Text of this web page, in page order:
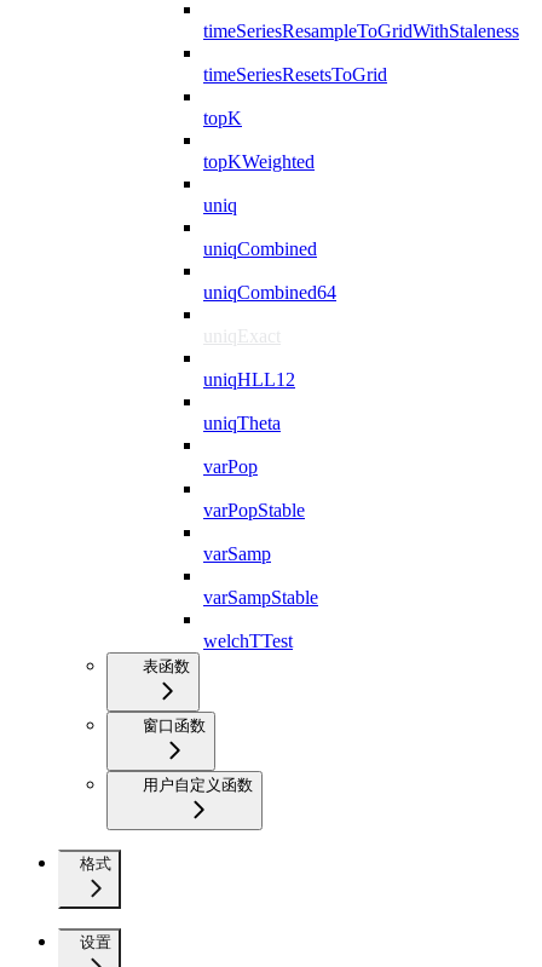
timeSeriesResampleToGridWithStaleness
timeSeriesResetsToGrid
topK
topKWeighted
uniq
uniqCombined
uniqCombined64
uniqExact
uniqHLL12
uniqTheta
varPop
varPopStable
varSamp
varSampStable
welchTTest
表函数
窗口函数
用户自定义函数
格式
设置